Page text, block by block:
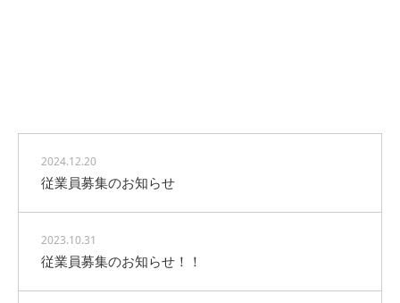
2024.12.20
従業員募集のお知らせ
2023.10.31
従業員募集のお知らせ！！